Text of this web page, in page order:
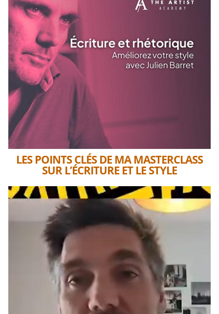
LES POINTS CLÉS DE MA MASTERCLASS
SUR L’ÉCRITURE ET LE STYLE